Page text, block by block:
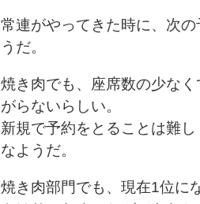
常連がやってきた時に、次
うだ。
焼き肉でも、座席数の少な
がらないらしい。
新規で予約をとることは難
なようだ。
焼き肉部門でも、現在1位に